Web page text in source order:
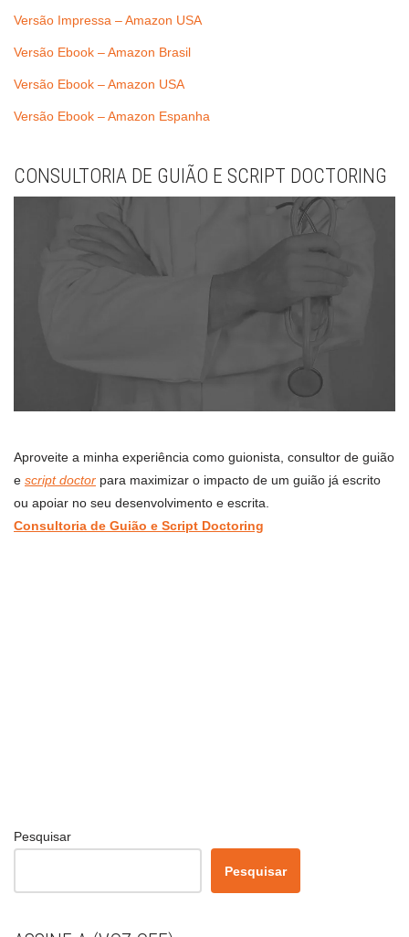
Versão Impressa – Amazon USA
Versão Ebook – Amazon Brasil
Versão Ebook – Amazon USA
Versão Ebook – Amazon Espanha
CONSULTORIA DE GUIÃO E SCRIPT DOCTORING
Aproveite a minha experiência como guionista, consultor de guião
e script doctor para maximizar o impacto de um guião já escrito
ou apoiar no seu desenvolvimento e escrita.
Consultoria de Guião e Script Doctoring
Pesquisar
Pesquisar